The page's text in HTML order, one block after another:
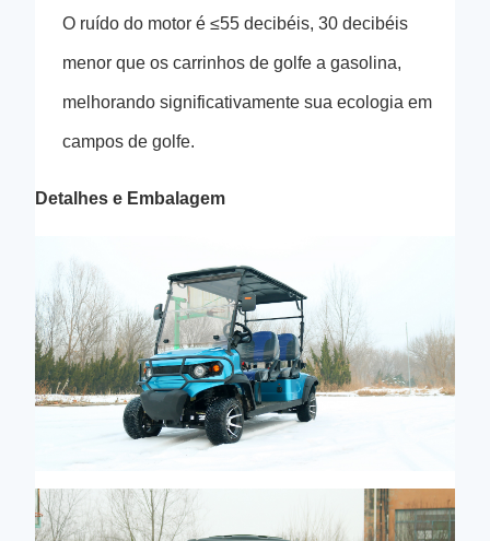
O ruído do motor é ≤55 decibéis, 30 decibéis
menor que os carrinhos de golfe a gasolina,
melhorando significativamente sua ecologia em
campos de golfe.
Detalhes e Embalagem